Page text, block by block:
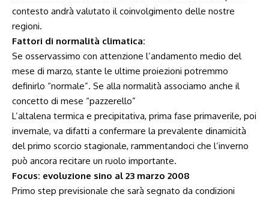
contesto andrà valutato il coinvolgimento delle nostre
regioni.
Fattori di normalità climatica:
Se osservassimo con attenzione l’andamento medio del
mese di marzo, stante le ultime proiezioni potremmo
definirlo “normale”. Se alla normalità associamo anche il
concetto di mese “pazzerello”
L’altalena termica e precipitativa, prima fase primaverile, poi
invernale, va difatti a confermare la prevalente dinamicità
del primo scorcio stagionale, rammentandoci che l’inverno
può ancora recitare un ruolo importante.
Focus: evoluzione sino al 23 marzo 2008
Primo step previsionale che sarà segnato da condizioni